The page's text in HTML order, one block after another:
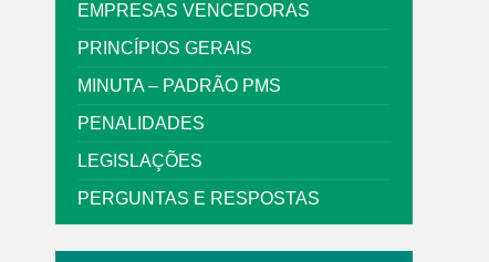
EMPRESAS VENCEDORAS
PRINCÍPIOS GERAIS
MINUTA – PADRÃO PMS
PENALIDADES
LEGISLAÇÕES
PERGUNTAS E RESPOSTAS